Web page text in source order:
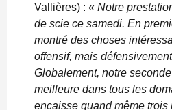
Vallières) : « Notre
de scie ce samedi. En
montré des choses
offensif, mais
Globalement, notre
meilleure dans tous les
encaisse quand même trois